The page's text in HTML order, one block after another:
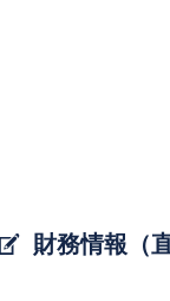
財務情報（